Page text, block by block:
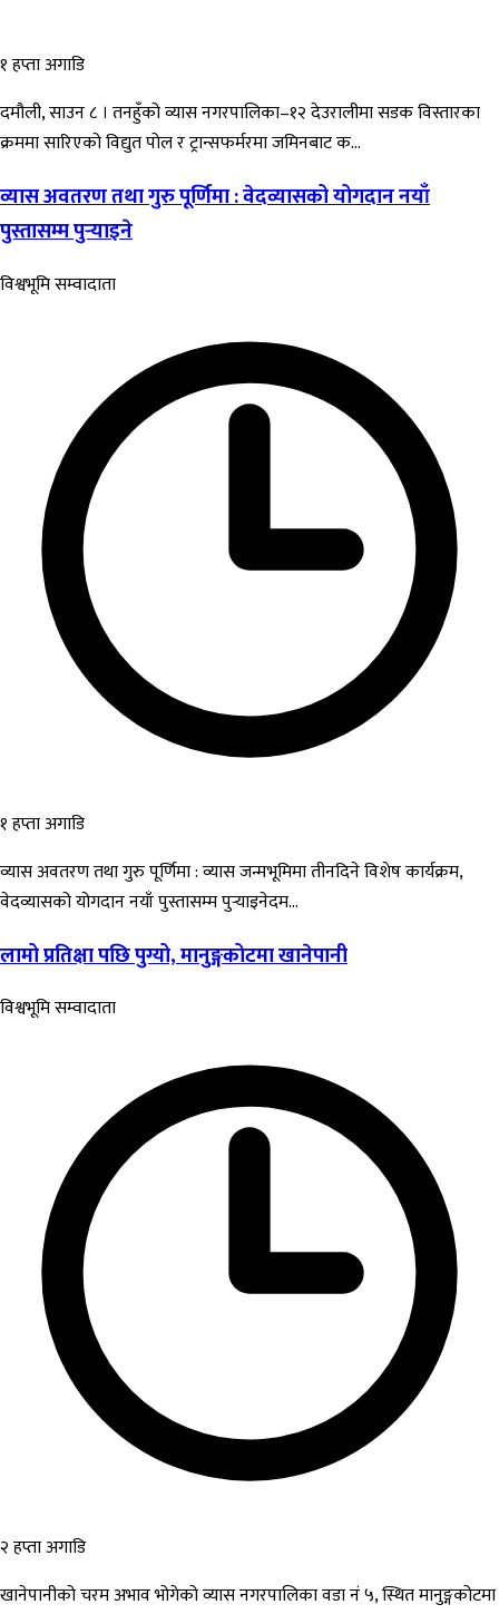
१ हप्ता अगाडि
दमौली, साउन ८ । तनहुँको व्यास नगरपालिका–१२ देउरालीमा सडक विस्तारका
क्रममा सारिएको विद्युत पोल र ट्रान्सफर्मरमा जमिनबाट क...
व्यास अवतरण तथा गुरु पूर्णिमा : वेदव्यासको योगदान नयाँ
पुस्तासम्म पुर्‍याइने
विश्वभूमि सम्वादाता
१ हप्ता अगाडि
व्यास अवतरण तथा गुरु पूर्णिमा : व्यास जन्मभूमिमा तीनदिने विशेष कार्यक्रम,
वेदव्यासको योगदान नयाँ पुस्तासम्म पुर्‍याइनेदम...
लामो प्रतिक्षा पछि पुग्यो, मानुङ्गकोटमा खानेपानी
विश्वभूमि सम्वादाता
२ हप्ता अगाडि
खानेपानीको चरम अभाव भोगेको व्यास नगरपालिका वडा नं ५, स्थित मानुङ्गकोटमा